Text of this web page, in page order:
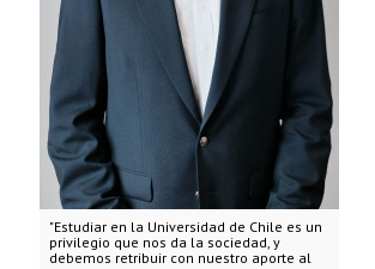
"Estudiar en la Universidad de Chile es un
privilegio que nos da la sociedad, y
debemos retribuir con nuestro aporte al